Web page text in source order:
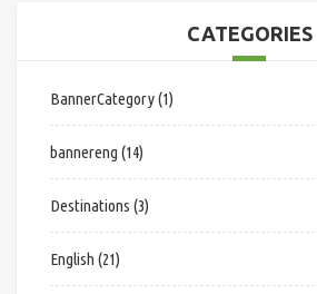
CATEGORIES
BannerCategory(1)
bannereng (14)
Destinations (3)
English (21)